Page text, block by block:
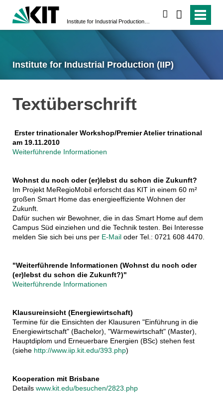
Institute for Industrial Production (IIP)
Textüberschrift
Erster trinationaler Workshop/Premier Atelier trinational
am 19.11.2010
Weiterführende Informationen
Wohnst du noch oder (er)lebst du schon die Zukunft?
Im Projekt MeRegioMobil erforscht das KIT in einem 60 m²
großen Smart Home das energieeffiziente Wohnen der
Zukunft.
Dafür suchen wir Bewohner, die in das Smart Home auf dem
Campus Süd einziehen und die Technik testen. Bei Interesse
melden Sie sich bei uns per E-Mailoder Tel.: 0721 608 4470.
"Weiterführende Informationen (Wohnst du noch oder
(er)lebst du schon die Zukunft?)"
Weiterführende Informationen
Klausureinsicht (Energiewirtschaft)
Termine für die Einsichten der Klausuren "Einführung in die
Energiewirtschaft" (Bachelor), "Wärmewirtschaft" (Master),
Hauptdiplom und Erneuerbare Energien (BSc) stehen fest
(siehe http://www.iip.kit.edu/393.php)
Kooperation mit Brisbane
Details www.kit.edu/besuchen/2823.php